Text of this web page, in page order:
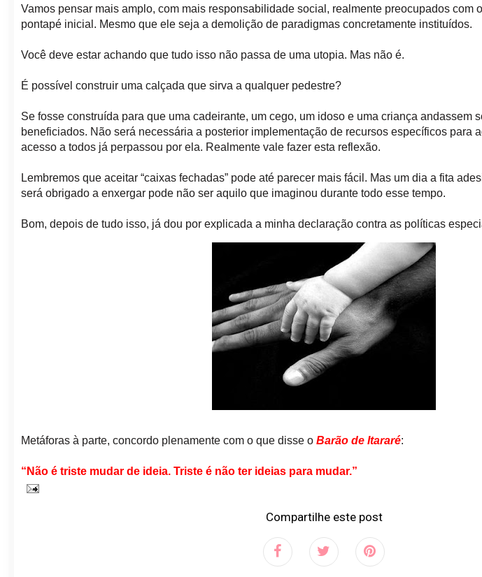
Vamos pensar mais amplo, com mais responsabilidade social, realmente preocupados com
pontapé inicial. Mesmo que el e seja a demolição de paradigmas concretamente instituídos.
Você deve estar achando que tudo isso não passa de uma utopia. Mas não é.
É possível construir uma calçada que sirva a qualquer pedestre?
Se fosse construída para que uma cadeirante, um cego, um idoso e uma criança andassem
beneficiados. Não será necessária a posterior implementação de recursos específicos para
acesso a todos já perpassou por ela. Realmente vale fazer esta reflexão.
Lembremos que aceitar “caixas fechadas” pode até parecer mais fácil. Mas um dia a fita
será obrigado a enxergar pode não ser aquilo que imaginou durante todo esse tempo.
Bom, depois de tudo isso, já dou por explicada a minha declaração contra as políticas
Metáforas à parte, concordo plenamente com o que disse o Barão de Itararé:
“Não é triste mudar de ideia. Triste é não ter ideias para mudar.”
Compartilhe este post